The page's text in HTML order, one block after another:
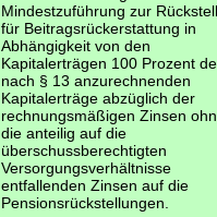
Mindestzuführung zur
für Beitragsrückerstattung in
Abhängigkeit von den
Kapitalerträgen 100 Prozent
nach § 13 anzurechnenden
Kapitalerträge abzüglich der
rechnungsmäßigen Zinsen
die anteilig auf die
überschussberechtigten
Versorgungsverhältnisse
entfallenden Zinsen auf die
Pensionsrückstellungen.